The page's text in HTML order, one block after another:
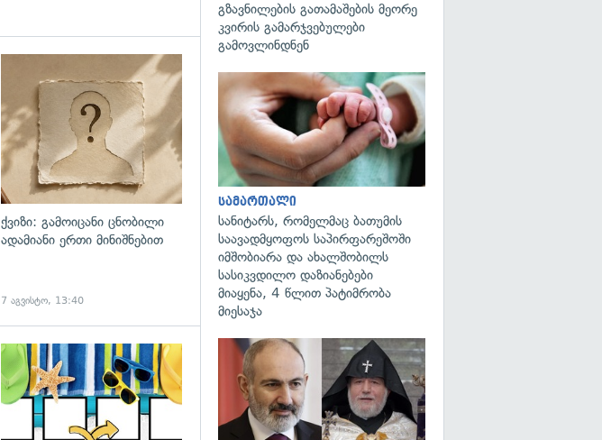
ქვიზი: გამოიცანი ცნობილი
ადამიანი ერთი მინიშნებით
7 აგვისტო, 13:40
გადახედვა
გზავნილების გათამაშების მეორე
კვირის გამარჯვებულები
გამოვლინდნენ
სამართალი
სანიტარს, რომელმაც ბათუმის
საავადმყოფოს საპირფარეშოში
იმშობიარა და ახალშობილს
სასიკვდილო დაზიანებები
მიაყენა, 4 წლით პატიმრობა
მიესაჯა